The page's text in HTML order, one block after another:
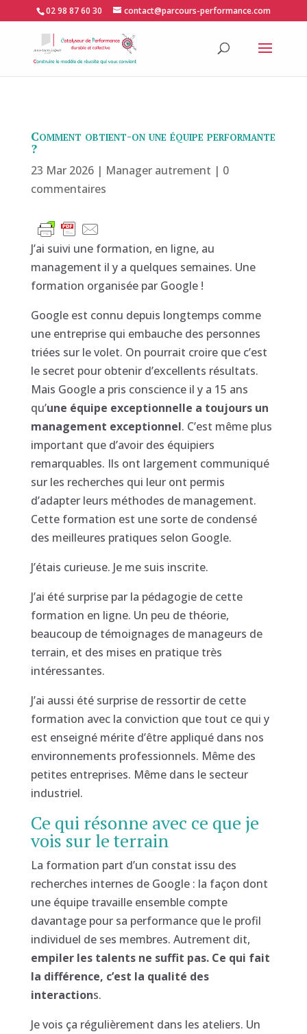
02 98 87 60 30 contact@parcours-performance.com
Comment obtient-on une équipe performante
?
23 Mar 2026| Manager autrement | 0
commentaires
J’ai suivi une formation, en ligne, au
management il y a quelques semaines. Une
formation organisée par Google !
Google est connu depuis longtemps comme
une entreprise qui embauche des personnes
triées sur le volet. On pourrait croire que c’est
le secret pour obtenir d’excellents résultats.
Mais Google a pris conscience il y a 15 ans
qu’une équipe exceptionnelle a toujours un
management exceptionnel. C’est même plus
important que d’avoir des équipiers
remarquables. Ils ont largement communiqué
sur les recherches qui leur ont permis
d’adapter leurs méthodes de management.
Cette formation est une sorte de condensé
des meilleures pratiques selon Google.
J’étais curieuse. Je me suis inscrite.
J’ai été surprise par la pédagogie de cette
formation en ligne. Un peu de théorie,
beaucoup de témoignages de manageurs de
terrain, et des mises en pratique très
intéressantes.
J’ai aussi été surprise de ressortir de cette
formation avec la conviction que tout ce qui y
est enseigné mérite d’être appliqué dans nos
environnements professionnels. Même des
petites entreprises. Même dans le secteur
industriel.
Ce qui résonne avec ce que je
vois sur le terrain
La formation part d’un constat issu des
recherches internes de Google : la façon dont
une équipe travaille ensemble compte
davantage pour sa performance que le profil
individuel de ses membres. Autrement dit,
empiler les talents ne suffit pas. Ce qui fait
la différence, c’est la qualité des
interactions.
Je vois ça régulièrement dans les ateliers. Un